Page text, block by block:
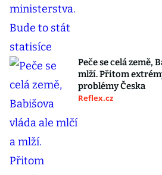
Peče se celá země,
mlží. Přitom
problémy Česka
Reflex.cz